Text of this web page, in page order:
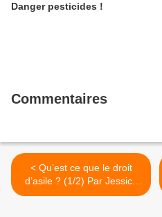
Danger pesticides !
Commentaires
< Qu’est ce que le droit
d’asile ? (1/2) Par Jessica
SOME